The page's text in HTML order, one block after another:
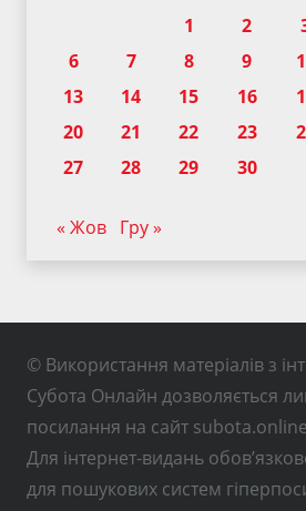
1 2
6
7 8 9
13
14 15 16
20
21 22 23
27
28 29 30
« Жов Гру »
© Використання матеріалів з
Субота Онлайн дозволяється
посилання на сайт subota.online
Для інтернет-видань
для пошукових систем